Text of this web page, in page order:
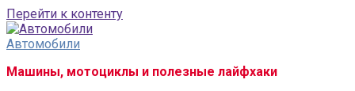
Перейти к контенту
Автомобили
Машины, мотоциклы и полезные лайфхаки